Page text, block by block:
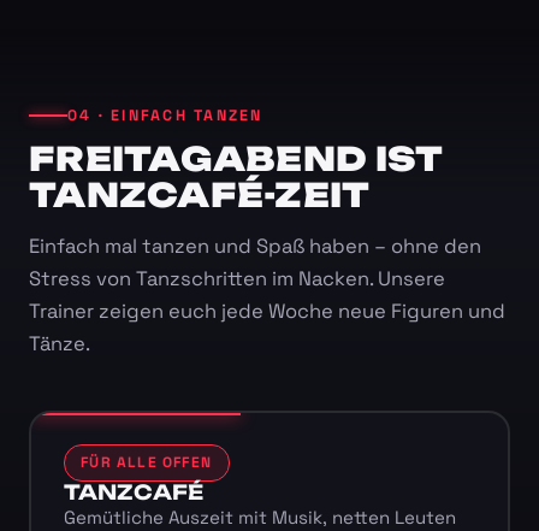
04 · EINFACH TANZEN
FREITAGABEND IST
TANZCAFÉ-ZEIT
Einfach mal tanzen und Spaß haben – ohne den
Stress von Tanzschritten im Nacken. Unsere
Trainer zeigen euch jede Woche neue Figuren und
Tänze.
FÜR ALLE OFFEN
TANZCAFÉ
Gemütliche Auszeit mit Musik, netten Leuten